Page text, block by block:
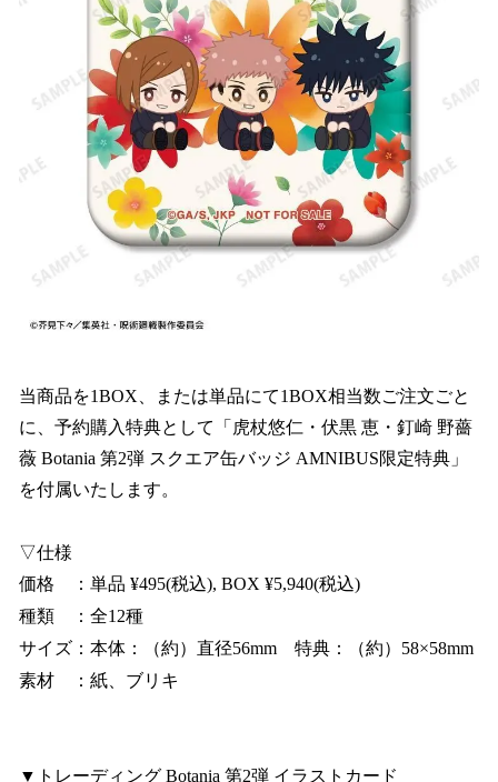
当商品を1BOX、または単品にて1BOX相当数ご注文ごと
に、予約購入特典として「虎杖悠仁・伏黒 恵・釘崎 野薔
薇 Botania 第2弾 スクエア缶バッジ AMNIBUS限定特典」
を付属いたします。
▽仕様
価格 ：単品 ¥495(税込), BOX ¥5,940(税込)
種類 ：全12種
サイズ：本体：（約）直径56mm 特典：（約）58×58mm
素材 ：紙、ブリキ
▼トレーディング Botania 第2弾 イラストカード